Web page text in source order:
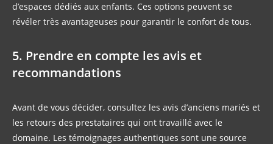
d’espaces dédiés aux enfants. Ces options peuvent se
révéler très avantageuses pour garantir le confort de tous.
5. Prendre en compte les avis et
recommandations
Avant de vous décider, consultez les avis d’anciens mariés et
les retours des prestataires qui ont travaillé avec le
domaine. Les témoignages authentiques sont une source